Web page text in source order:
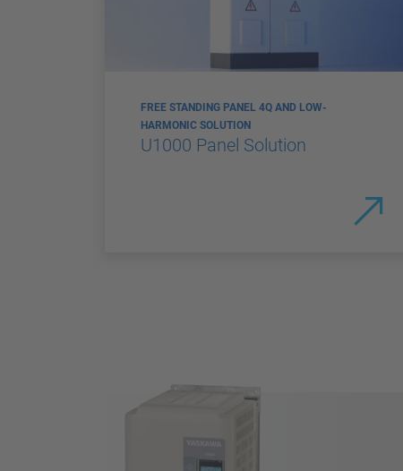
FREE STANDING PANEL 4Q AND LOW-
HARMONIC SOLUTION
U1000 Panel Solution